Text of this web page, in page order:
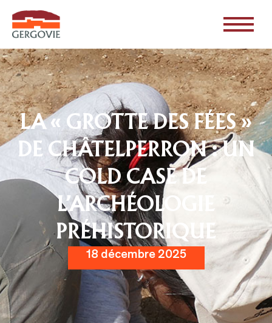
LA « GROTTE DES FÉES »
DE CHÂTELPERRON : UN
COLD CASE DE
L’ARCHÉOLOGIE
PRÉHISTORIQUE
18 décembre 2025